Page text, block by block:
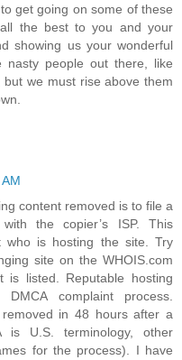
get going on some of these
the best to you and your
showing us your wonderful
nasty people out there, like
we must rise above them
content removed is to file a
the copier’s ISP. This
is hosting the site. Try
site on the WHOIS.com
is listed. Reputable hosting
complaint process.
in 48 hours after a
is U.S. terminology, other
for the process). I have